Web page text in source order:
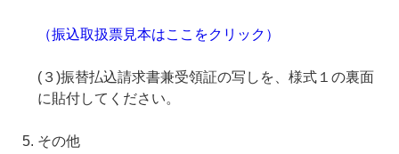
（振込取扱票見本はここをクリック）
(３)振替払込請求書兼受領証の写しを、様式１の裏面
に貼付してください。
その他